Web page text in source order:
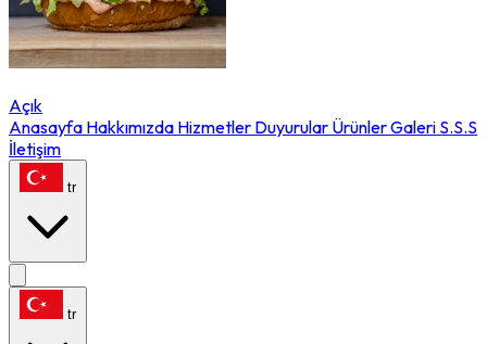
Açık
Anasayfa Hakkımızda Hizmetler Duyurular ÜrünlerGaleri S.S.S
İletişim
tr
tr